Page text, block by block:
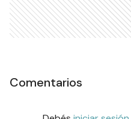
Comentarios